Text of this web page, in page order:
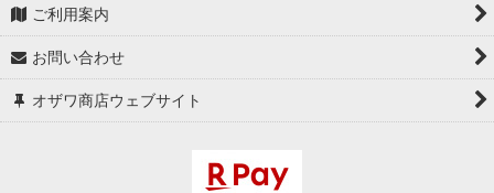
ご利用案内
お問い合わせ
オザワ商店ウェブサイト